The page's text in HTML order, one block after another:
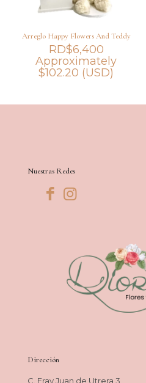
Arreglo Happy Flowers And Teddy
RD$6,400
Approximately
$102.20 (USD)
Nuestras Redes
Dirección
C. Fray Juan de Utrera 3